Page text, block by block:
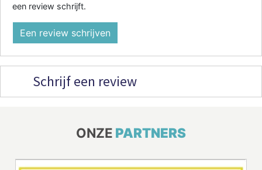
een review schrijft.
Een review schrijven
Schrijf een review
ONZE PARTNERS